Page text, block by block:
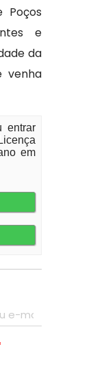
Poços
e
da
venha
entrar
em